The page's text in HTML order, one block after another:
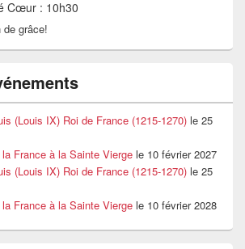
Cœur : 10h30
de grâce!
(Louis IX) Roi de France (1215-1270) le 25
France à la Sainte Vierge le 10 février 2027
(Louis IX) Roi de France (1215-1270) le 25
France à la Sainte Vierge le 10 février 2028